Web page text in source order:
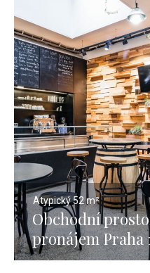
Atypický52 m²
Obchodní
pronájem Praha
52m